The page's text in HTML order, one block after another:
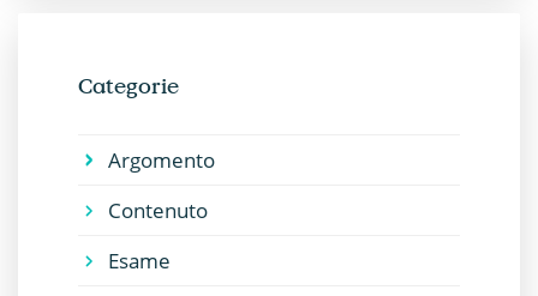
Categorie
Argomento
Contenuto
Esame